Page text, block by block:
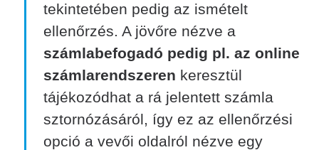
tekintetében pedig az ismételt
ellenőrzés. A jövőre nézve a
számlabefogadó pedig pl. az online
számlarendszeren keresztül
tájékozódhat a rá jelentett számla
sztornózásáról, így ez az ellenőrzési
opció a vevői oldalról nézve egy